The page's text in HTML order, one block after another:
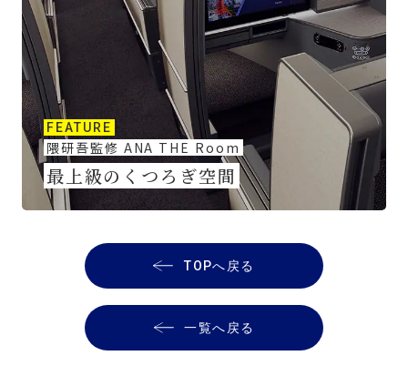
FEATURE
隈研吾監修 ANA THE Room
最上級のくつろぎ空間
TOPへ戻る
一覧へ戻る